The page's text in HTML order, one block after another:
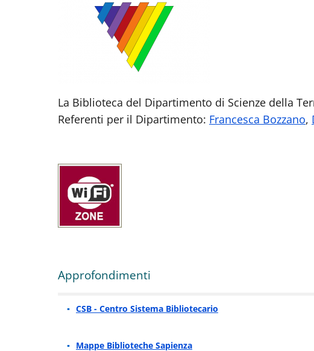
La Biblioteca del Dipartimento di Scienze della
Referenti per il Dipartimento: Francesca Bozzano,
Approfondimenti
CSB - Centro Sistema Bibliotecario
Mappe Biblioteche Sapienza